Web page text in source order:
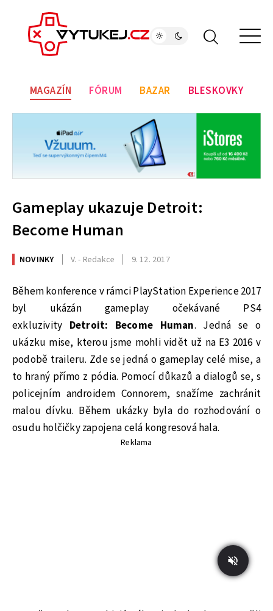
MAGAZÍN FÓRUM BAZAR BLESKOVKY
Gameplay ukazuje Detroit:
Become Human
NOVINKY V. - Redakce 9. 12. 2017
Během konference v rámci PlayStation Experience 2017
byl ukázán gameplay očekávané PS4
exkluzivity Detroit: Become Human. Jedná se o
ukázku mise, kterou jsme mohli vidět už na E3 2016 v
podobě traileru. Zde se jedná o gameplay celé mise, a
to hraný přímo z pódia. Pomocí důkazů a dialogů se, s
policejním androidem Connorem, snažíme zachránit
malou dívku. Během ukázky byla do rozhodování o
osudu holčičky zapojena celá kongresová hala.
Reklama